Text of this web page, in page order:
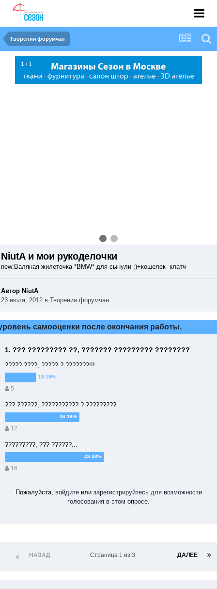
Творения форумчан
1 / 1
NiutA и мои рукоделочки
new:Валяная жилеточка *BMW* для сынули :)+кошелек- клатч
Автор NiutA
23 июля, 2012 в Творения форумчан
самооценки после окончания работы.
1. ??? ????????? ??, ??????? ????????? ????????
????? ????, ????? ? ???????!!!
5
??? ??????, ??????????? ? ?????????
12
?????????, ??? ??????...
16
Пожалуйста, войдитеили зарегистрируйтесьдля возможности
голосования в этом опросе.
НАЗАД ДАЛЕЕ
Страница 1 из 3